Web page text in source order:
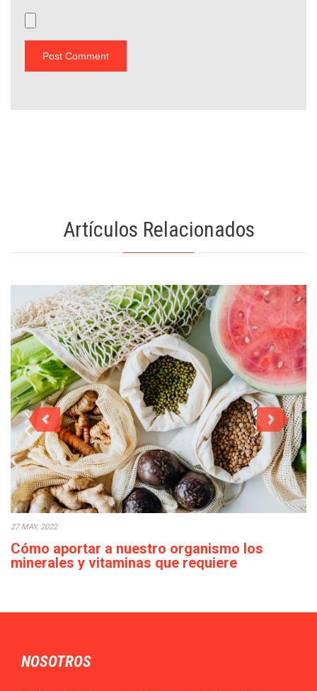
Artículos Relacionados
27 MAY, 2022
Cómo aportar a nuestro organismo los
minerales y vitaminas que requiere
NOSOTROS